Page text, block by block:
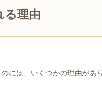
る理由
には、いくつかの理由が